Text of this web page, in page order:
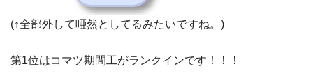
(↑全部外して唖然としてるみたいですね。)
第1位はコマツ期間工がランクインです！！！